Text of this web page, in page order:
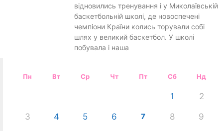
відновились тренування і у Миколаївській
баскетбольній школі, де новоспечені
чемпіони Країни колись торували собі
шлях у великий баскетбол. У школі
побувала і наша
Пн Вт Ср Чт Пт Сб Нд
1 2
3 4 5 6 7 8 9